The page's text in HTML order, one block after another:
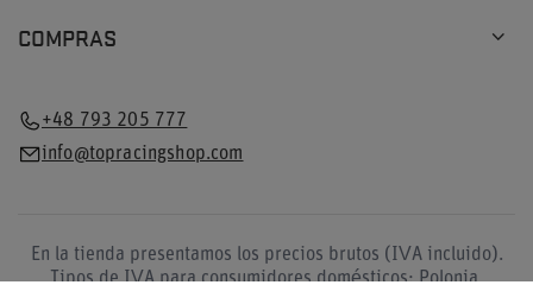
COMPRAS
+48 793 205 777
info@topracingshop.com
En la tienda presentamos los precios brutos (IVA incluido).
Tipos de IVA para consumidores domésticos:Polonia.